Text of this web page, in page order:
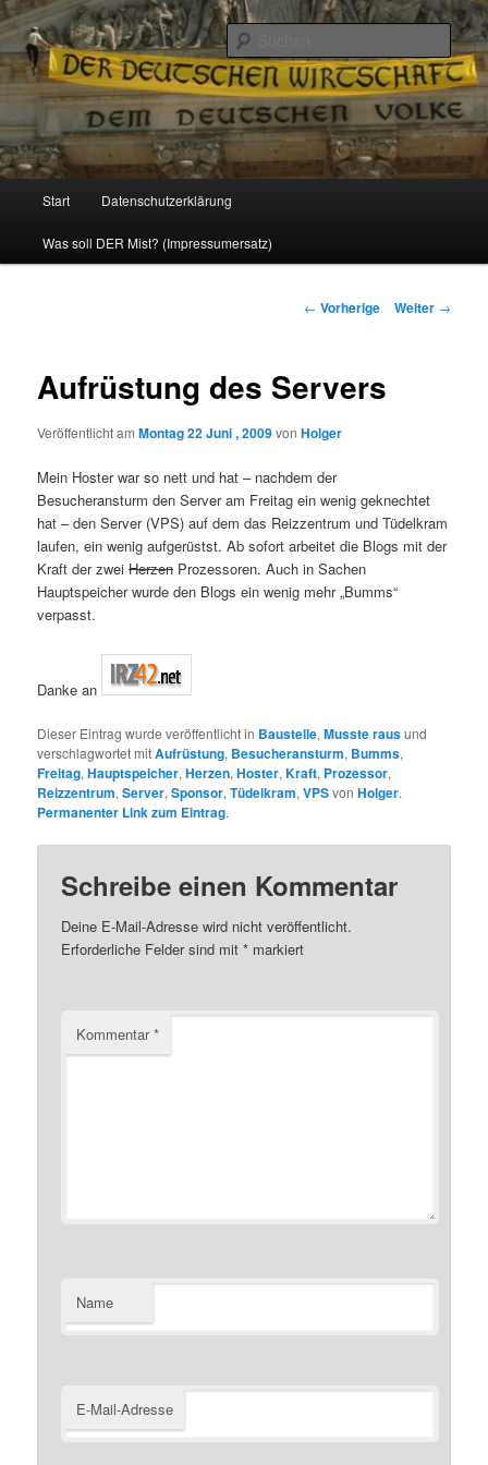
Reizzentrum
Politik, Wirtschaft, Soziales und Gesellschaft
Zum
Inhalt
Start Datenschutzerklärung
Was soll DER Mist? (Impressumersatz)
Beitrags-
← Vorherige Weiter →
Aufrüstung des Servers
Veröffentlicht amMontag 22 Juni , 2009vonHolger
Mein Hoster war so nett und hat – nachdem der
Besucheransturm den Server am Freitag ein wenig geknechtet
hat – den Server (VPS) auf dem das Reizzentrum und Tüdelkram
laufen, ein wenig aufgerüstst. Ab sofort arbeitet die Blogs mit der
Kraft der zweiHerzen Prozessoren. Auch in Sachen
Hauptspeicher wurde den Blogs ein wenig mehr „Bumms“
verpasst.
Danke an
Dieser Eintrag wurde veröffentlicht in Baustelle,Musste rausund
verschlagwortet mitAufrüstung, Besucheransturm, Bumms,
Freitag,Hauptspeicher,Herzen,Hoster,Kraft, Prozessor,
Reizzentrum,Server,Sponsor,Tüdelkram,VPSvonHolger.
Permanenter Link zum Eintrag.
Schreibe einen Kommentar
Deine E-Mail-Adresse wird nicht veröffentlicht.
Erforderliche Felder sind mit* markiert
Kommentar*
Name
E-Mail-Adresse